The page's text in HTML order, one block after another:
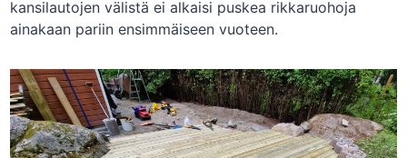
kansilautojen välistä ei alkaisi puskea rikkaruohoja
ainakaan pariin ensimmäiseen vuoteen.